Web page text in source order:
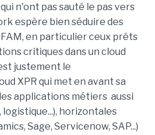
n'ont pas sauté le pas vers
espère bien séduire des
en particulier ceux prêts
critiques dans un cloud
justement le
XPR qui met en avant sa
applications métiers aussi
horizontales
Sage, Servicenow, SAP...)